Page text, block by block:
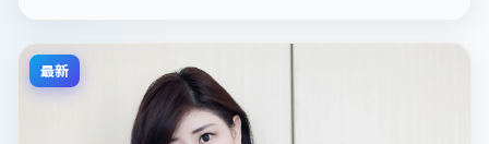
最新